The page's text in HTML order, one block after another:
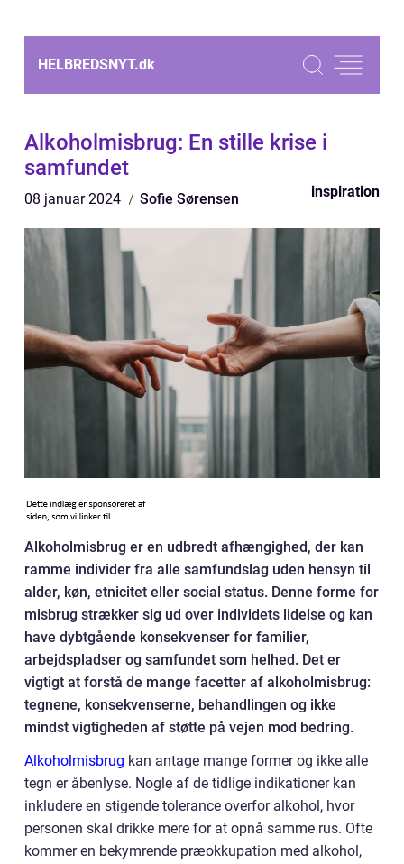
HELBREDSNYT.dk
Alkoholmisbrug: En stille krise i
samfundet
08 januar 2024 Sofie Sørensen inspiration
Alkoholmisbrug er en udbredt afhængighed, der kan
ramme individer fra alle samfundslag uden hensyn til
alder, køn, etnicitet eller social status. Denne forme for
misbrug strækker sig ud over individets lidelse og kan
have dybtgående konsekvenser for familier,
arbejdspladser og samfundet som helhed. Det er
vigtigt at forstå de mange facetter af alkoholmisbrug:
tegnene, konsekvenserne, behandlingen og ikke
mindst vigtigheden af støtte på vejen mod bedring.
Alkoholmisbrug kan antage mange former og ikke alle
tegn er åbenlyse. Nogle af de tidlige indikationer kan
inkludere en stigende tolerance overfor alkohol, hvor
personen skal drikke mere for at opnå samme rus. Ofte
kommer en bekymrende præokkupation med alkohol,